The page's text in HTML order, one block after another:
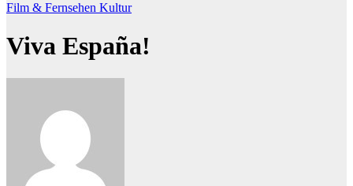
Film & Fernsehen Kultur
Viva España!